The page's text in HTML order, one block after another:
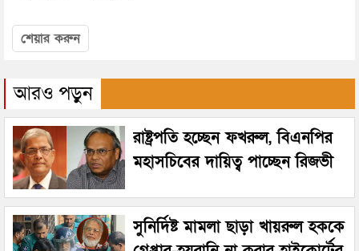
শেয়ার করুন
আরও পড়ুন
রাষ্ট্রপতি হচ্ছেন ফখরুল, বিএনপির
মহাসচিবের দায়িত্ব পাচ্ছেন রিজভী
সুনির্দিষ্ট মামলা ছাড়া খায়রুল হককে